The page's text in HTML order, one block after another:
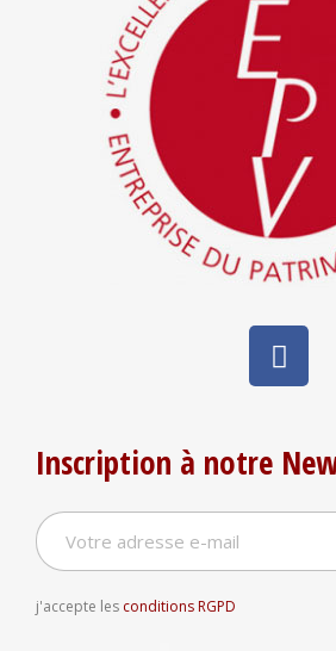
Inscription à notre
j'accepte les conditions RGPD